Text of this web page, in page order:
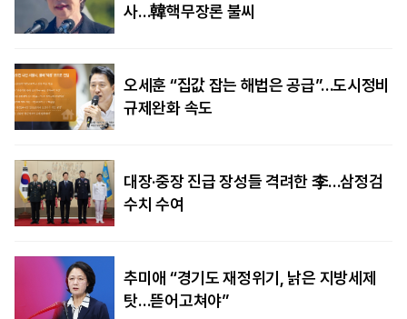
사…韓핵무장론 불씨
오세훈 “집값 잡는 해법은 공급”…도시정비
규제완화 속도
대장·중장 진급 장성들 격려한 李…삼정검
수치 수여
추미애 “경기도 재정위기, 낡은 지방세제
탓…뜯어고쳐야”